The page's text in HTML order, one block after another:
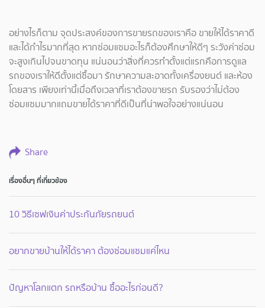
อย่างไรก็ตาม จุดประสงค์ของการขายรถของเราคือ ขายให้ได้ราคาดี
และได้กำไรมากที่สุด หากซ่อมแซมอะไรก็ต้องศึกษาให้ดีๆ ระวังค่าซ่อม
จะสูงเกินไปจนขาดทุน แน่นอนว่าสิ่งที่ควรทำตั้งแต่แรกคือการดูแล
รถของเราให้ดีตั้งแต่ซื้อมา รักษาความสะอาดทั้งเครื่องยนต์ และห้อง
โดยสาร เพียงเท่านี้เมื่อถึงเวลาที่เราต้องขายรถ รับรองว่าไม่ต้อง
ซ่อมแซมมากแถมขายได้ราคาที่ดีเป็นที่น่าพอใจอย่างแน่นอน
Share
เรื่องอื่นๆ ที่เกี่ยวข้อง
10 วิธีเซฟเงินค่าประกันภัยรถยนต์
อยากขายบ้านให้ได้ราคา ต้องซ่อมแซมแค่ไหน
ปัญหาโลกแตก รถหรือบ้าน ซื้ออะไรก่อนดี?